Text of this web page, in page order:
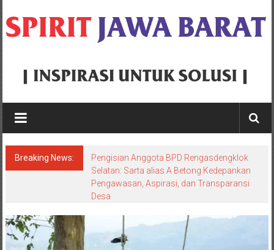
to
content
Spirit
Jawa
Barat
Inspirasi
Breaking News:
Pengisian Anggota BPD Rengasdengklok
Selatan: Sarta alias A Betong Kedepankan
Pengawasan, Aspirasi, dan Transparansi
Desa